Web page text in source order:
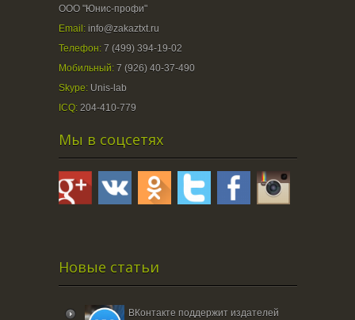
ООО "Юнис-профи"
Email: info@zakaztxt.ru
Телефон:7 (499) 394-19-02
Мобильный:7 (926) 40-37-490
Skype: Unis-lab
ICQ:204-410-779
Мы в соцсетях
Новые статьи
ВКонтакте поддержит издателей